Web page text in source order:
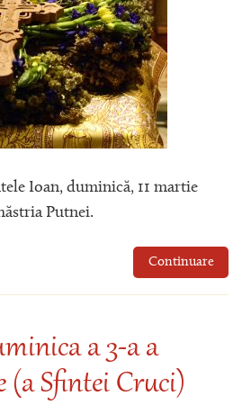
Ioan, duminică, 11 martie
Putnei.
Continuare
a 3-a a
(a Sfintei Cruci)